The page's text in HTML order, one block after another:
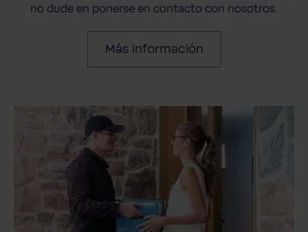
no dude en ponerse en contacto con nosotros.
Más información